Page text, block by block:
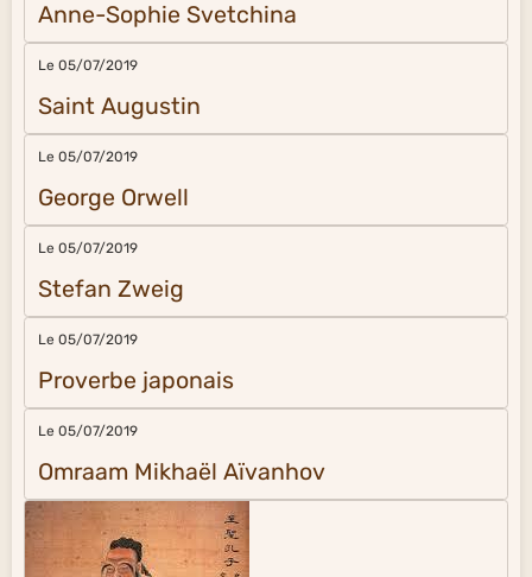
Anne-Sophie Svetchina
Le 05/07/2019
Saint Augustin
Le 05/07/2019
George Orwell
Le 05/07/2019
Stefan Zweig
Le 05/07/2019
Proverbe japonais
Le 05/07/2019
Omraam Mikhaël Aïvanhov